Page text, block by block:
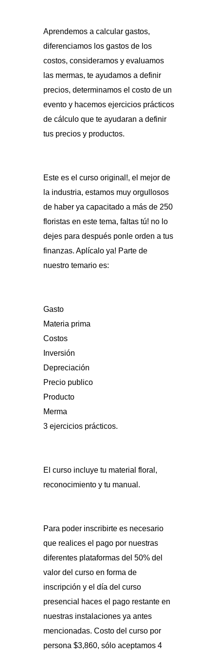
Aprendemos a calcular gastos,
diferenciamos los gastos de los
costos, consideramos y evaluamos
las mermas, te ayudamos a definir
precios, determinamos el costo de un
evento y hacemos ejercicios prácticos
de cálculo que te ayudaran a definir
tus precios y productos.
Este es el curso original!, el mejor de
la industria, estamos muy orgullosos
de haber ya capacitado a más de 250
floristas en este tema, faltas tú! no lo
dejes para después ponle orden a tus
finanzas. Aplícalo ya! Parte de
nuestro temario es:
Gasto
Materia prima
Costos
Inversión
Depreciación
Precio publico
Producto
Merma
3 ejercicios prácticos.
El curso incluye tu material floral,
reconocimiento y tu manual.
Para poder inscribirte es necesario
que realices el pago por nuestras
diferentes plataformas del 50% del
valor del curso en forma de
inscripción y el día del curso
presencial haces el pago restante en
nuestras instalaciones ya antes
mencionadas. Costo del curso por
persona $3,860, sólo aceptamos 4